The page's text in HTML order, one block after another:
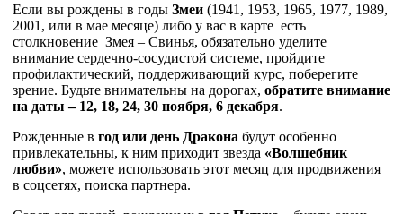
Если вы рождены в годы Змеи (1941, 1953, 1965, 1977, 1989,
2001, или в мае месяце) либо у вас в карте есть
столкновение Змея – Свинья, обязательно уделите
внимание сердечно-сосудистой системе, пройдите
профилактический, поддерживающий курс, поберегите
зрение. Будьте внимательны на дорогах, обратите внимание
на даты – 12, 18, 24, 30 ноября, 6 декабря.
Рожденные в год или день Дракона будут особенно
привлекательны, к ним приходит звезда «Волшебник
любви», можете использовать этот месяц для продвижения
в соцсетях, поиска партнера.